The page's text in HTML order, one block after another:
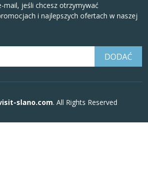
mail, jeśli chcesz otrzymywać
i najlepszych ofertach w naszej
slano.com. All Rights Reserved